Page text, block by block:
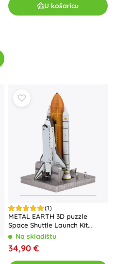
U košaricu
(1)
METAL EARTH 3D puzzle
Space Shuttle Launch Kit
(ICONX)
Na skladištu
34,90 €